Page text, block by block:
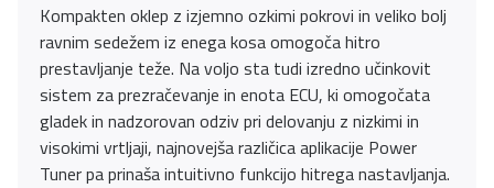
Kompakten oklep z izjemno ozkimi pokrovi in veliko bolj
ravnim sedežem iz enega kosa omogoča hitro
prestavljanje teže. Na voljo sta tudi izredno učinkovit
sistem za prezračevanje in enota ECU, ki omogočata
gladek in nadzorovan odziv pri delovanju z nizkimi in
visokimi vrtljaji, najnovejša različica aplikacije Power
Tuner pa prinaša intuitivno funkcijo hitrega nastavljanja.